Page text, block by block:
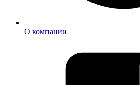
О компании